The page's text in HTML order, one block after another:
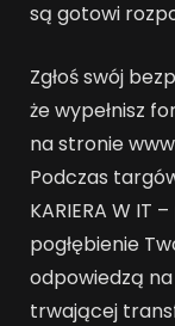
są gotowi
Zgłoś swój
że wypełnisz
na stronie
Podczas
KARIERA W IT
pogłębienie
odpowiedzą
trwającej